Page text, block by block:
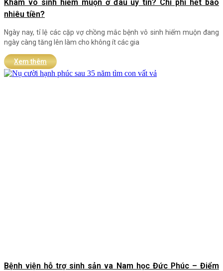
Khám vô sinh hiếm muộn ở đâu uy tín? Chi phí hết bao
nhiêu tiền?
Ngày nay, tỉ lệ các cặp vợ chồng mắc bệnh vô sinh hiếm muộn đang
ngày càng tăng lên làm cho không ít các gia
Xem thêm
Bệnh viện hỗ trợ sinh sản va Nam học Đức Phúc – Điểm